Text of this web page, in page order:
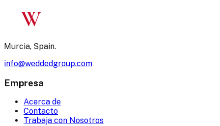
W
Murcia, Spain.
info@weddedgroup.com
Empresa
Acerca de
Contacto
Trabaja con Nosotros